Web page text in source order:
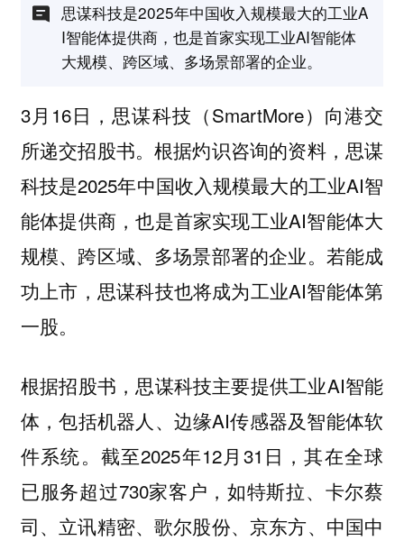
思谋科技是2025年中国收入规模最大的工业A
I智能体提供商，也是首家实现工业AI智能体
大规模、跨区域、多场景部署的企业。
3月16日，思谋科技（SmartMore）向港交
所递交招股书。根据灼识咨询的资料，思谋
科技是2025年中国收入规模最大的工业AI智
能体提供商，也是首家实现工业AI智能体大
规模、跨区域、多场景部署的企业。若能成
功上市，思谋科技也将成为工业AI智能体第
一股。
根据招股书，思谋科技主要提供工业AI智能
体，包括机器人、边缘AI传感器及智能体软
件系统。截至2025年12月31日，其在全球
已服务超过730家客户，如特斯拉、卡尔蔡
司、立讯精密、歌尔股份、京东方、中国中